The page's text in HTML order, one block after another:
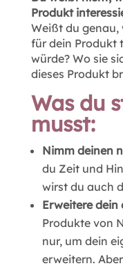
Produkt
Weißt du genau,
für dein Produkt
würde? Wo sie
dieses Produkt
Was du
musst:
Nimm deinen
du Zeit und
wirst du auch
Erweitere dein
Produkte von
nur, um dein
erweitern.